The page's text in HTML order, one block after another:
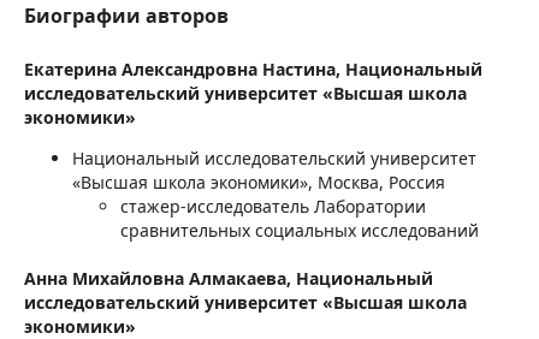
Биографии авторов
Екатерина Александровна Настина, Национальный
исследовательский университет «Высшая школа
экономики»
Национальный исследовательский университет
«Высшая школа экономики», Москва, Россия
стажер-исследователь Лаборатории
сравнительных социальных исследований
Анна Михайловна Алмакаева, Национальный
исследовательский университет «Высшая школа
экономики»